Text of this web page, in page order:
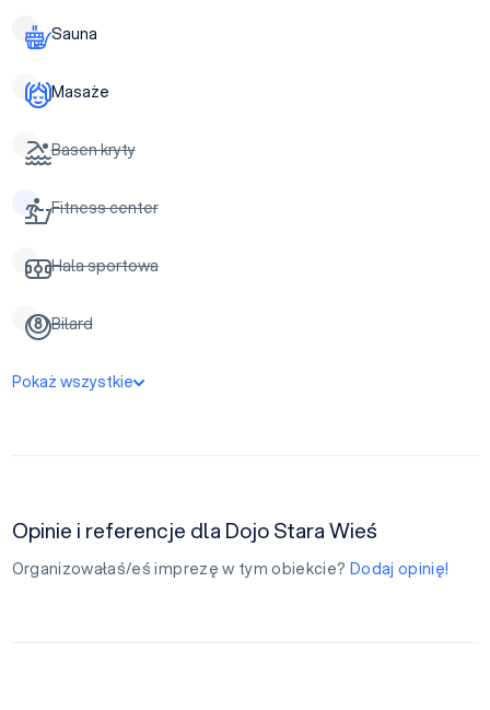
Sauna
Masaże
Basen kryty
Fitness center
Hala sportowa
Bilard
Pokaż wszystkie
Opinie i referencje dla Dojo Stara Wieś
Organizowałaś/eś imprezę w tym obiekcie? Dodaj opinię!